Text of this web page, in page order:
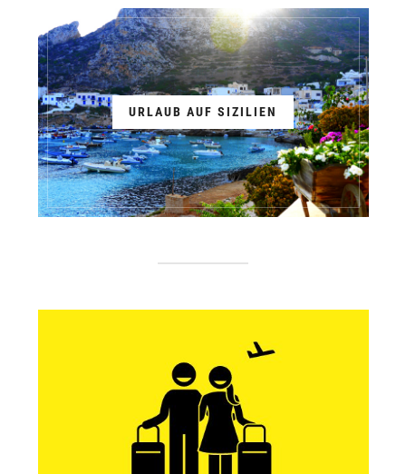
URLAUB AUF SIZILIEN